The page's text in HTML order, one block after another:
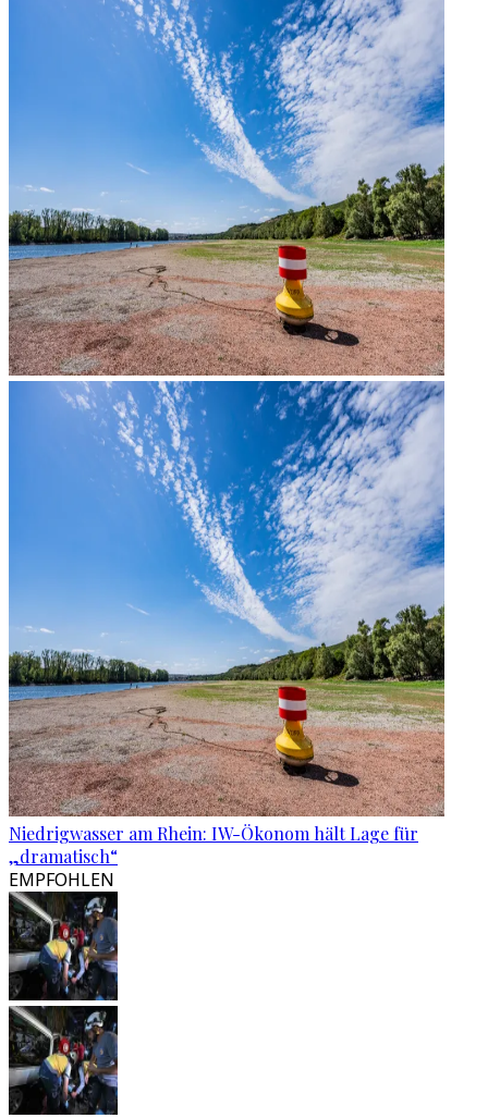
Niedrigwasser am Rhein: IW-Ökonom hält Lage für
„dramatisch“
EMPFOHLEN